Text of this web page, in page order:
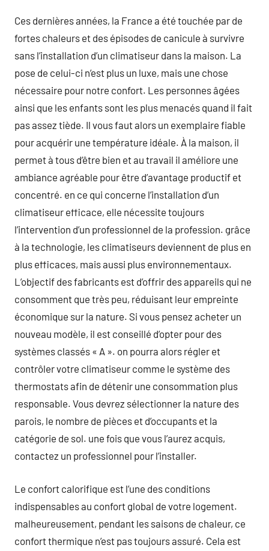
Ces dernières années, la France a été touchée par de
fortes chaleurs et des épisodes de canicule à survivre
sans l’installation d’un climatiseur dans la maison. La
pose de celui-ci n’est plus un luxe, mais une chose
nécessaire pour notre confort. Les personnes âgées
ainsi que les enfants sont les plus menacés quand il fait
pas assez tiède. Il vous faut alors un exemplaire fiable
pour acquérir une température idéale. À la maison, il
permet à tous d’être bien et au travail il améliore une
ambiance agréable pour être d’avantage productif et
concentré. en ce qui concerne l’installation d’un
climatiseur efficace, elle nécessite toujours
l’intervention d’un professionnel de la profession. grâce
à la technologie, les climatiseurs deviennent de plus en
plus efficaces, mais aussi plus environnementaux.
L’objectif des fabricants est d’offrir des appareils qui ne
consomment que très peu, réduisant leur empreinte
économique sur la nature. Si vous pensez acheter un
nouveau modèle, il est conseillé d’opter pour des
systèmes classés « A ». on pourra alors régler et
contrôler votre climatiseur comme le système des
thermostats afin de détenir une consommation plus
responsable. Vous devrez sélectionner la nature des
parois, le nombre de pièces et d’occupants et la
catégorie de sol. une fois que vous l’aurez acquis,
contactez un professionnel pour l’installer.
Le confort calorifique est l’une des conditions
indispensables au confort global de votre logement.
malheureusement, pendant les saisons de chaleur, ce
confort thermique n’est pas toujours assuré. Cela est